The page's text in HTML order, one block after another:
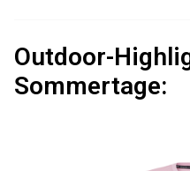
Outdoor-
Sommertage: